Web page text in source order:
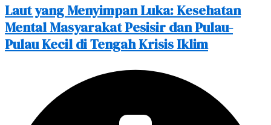
Laut yang Menyimpan Luka: Kesehatan
Mental Masyarakat Pesisir dan Pulau-
Pulau Kecil di Tengah Krisis Iklim